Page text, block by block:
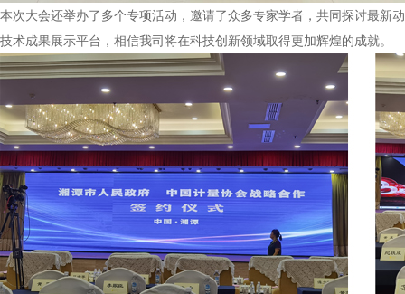
本次大会还举办了多个专项活动，邀请了众多专家学者，共同探讨最新
技术成果展示平台，相信我司将在科技创新领域取得更加辉煌的成就。